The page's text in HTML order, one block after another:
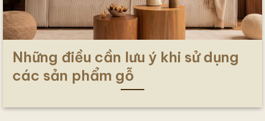
Những điều cần lưu ý khi sử dụng
các sản phẩm gỗ